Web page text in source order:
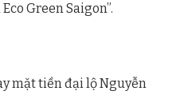
Green Saigon”.
mặt tiền đại lộ Nguyễn